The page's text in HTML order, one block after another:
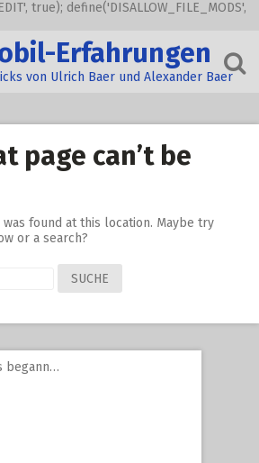
true); define('DISALLOW_FILE_MODS',
Erfahrungen
von Ulrich Baer und Alexander Baer
page can’t be
found at this location. Maybe try
or a search?
begann…